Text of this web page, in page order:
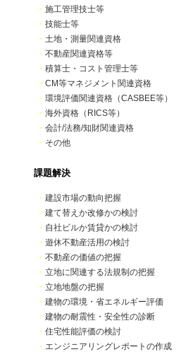
・ 施工管理技士等
・ 技能士等
・ 土地・測量関連資格
・ 不動産関連資格等
・ 積算士・コスト管理士等
・ CM等マネジメント関連資格
・ 環境評価関連資格（CASBEE等）
・ 海外資格（RICS等）
・ 会計/法務/知財関連資格
・ その他
課題解決
・ 建設市場の動向把握
・ 建て替えか改修かの検討
・ 自社ビルか賃貸かの検討
・ 遊休不動産活用の検討
・ 不動産の価値の把握
・ 立地に関連する法規制の把握
・ 立地地盤の把握
・ 建物の環境・省エネルギー評価
・ 建物の耐震性・安全性の診断
・ 住宅性能評価の検討
・ エンジニアリングレポートの作成